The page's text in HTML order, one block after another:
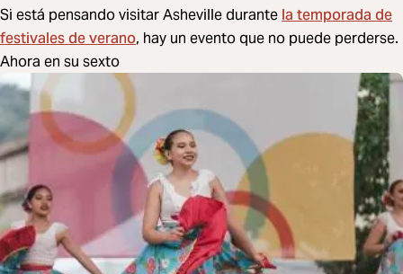
Si está pensando visitar Asheville durantela temporada de
festivales de verano, hay un evento que no puede perderse.
Ahora en su sexto